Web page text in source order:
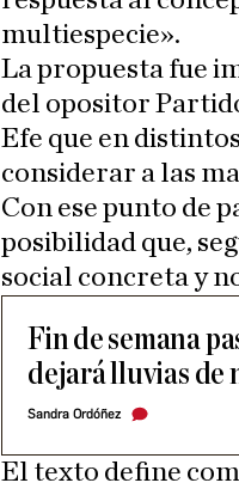
multiespecie».
La propuesta fue
del opositor
Efe que en
considerar a las
Con ese punto de
posibilidad que,
social concreta y
Fin de semana
dejará lluvias de
Sandra Ordóñez
El texto define